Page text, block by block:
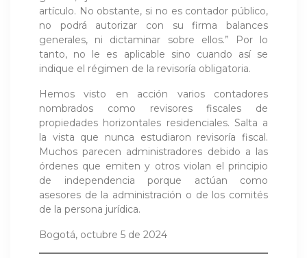
artículo. No obstante, si no es contador público,
no podrá autorizar con su firma balances
generales, ni dictaminar sobre ellos.” Por lo
tanto, no le es aplicable sino cuando así se
indique el régimen de la revisoría obligatoria.
Hemos visto en acción varios contadores
nombrados como revisores fiscales de
propiedades horizontales residenciales. Salta a
la vista que nunca estudiaron revisoría fiscal.
Muchos parecen administradores debido a las
órdenes que emiten y otros violan el principio
de independencia porque actúan como
asesores de la administración o de los comités
de la persona jurídica.
Bogotá, octubre 5 de 2024